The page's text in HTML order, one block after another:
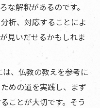
な解釈があるのです。
析、対応することによ
見いだせるかもしれま
、仏教の教えを参考に
めの道を実践し、まず
ことが大切です。そう